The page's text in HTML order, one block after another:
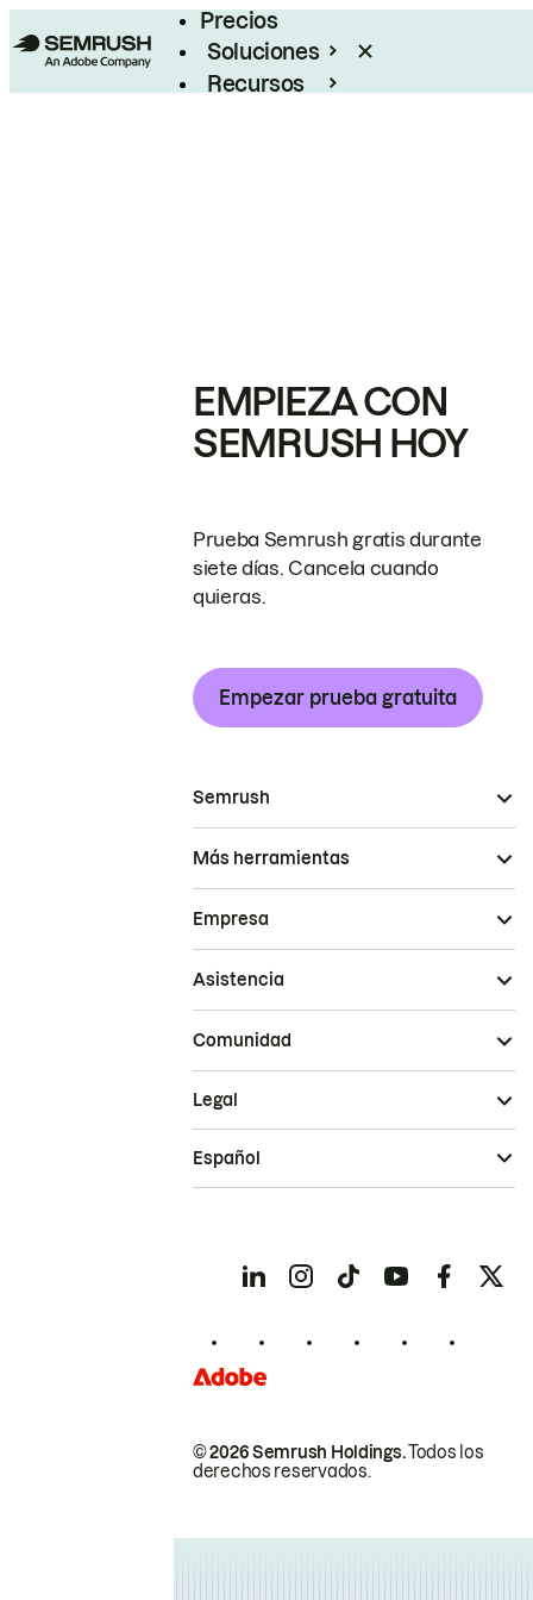
Precios
Soluciones
Recursos
EMPIEZA CON
SEMRUSH HOY
Prueba Semrush gratis durante
siete días. Cancela cuando
quieras.
Empezar prueba gratuita
Semrush
Más herramientas
Empresa
Asistencia
Comunidad
© 2026 Semrush Holdings.Todos los
derechos reservados.
Legal
Español